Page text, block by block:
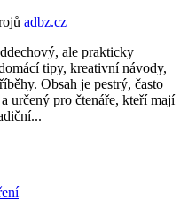
adbz.cz
ale prakticky
tipy, kreativní návody,
Obsah je pestrý, často
určený pro čtenáře, kteří mají